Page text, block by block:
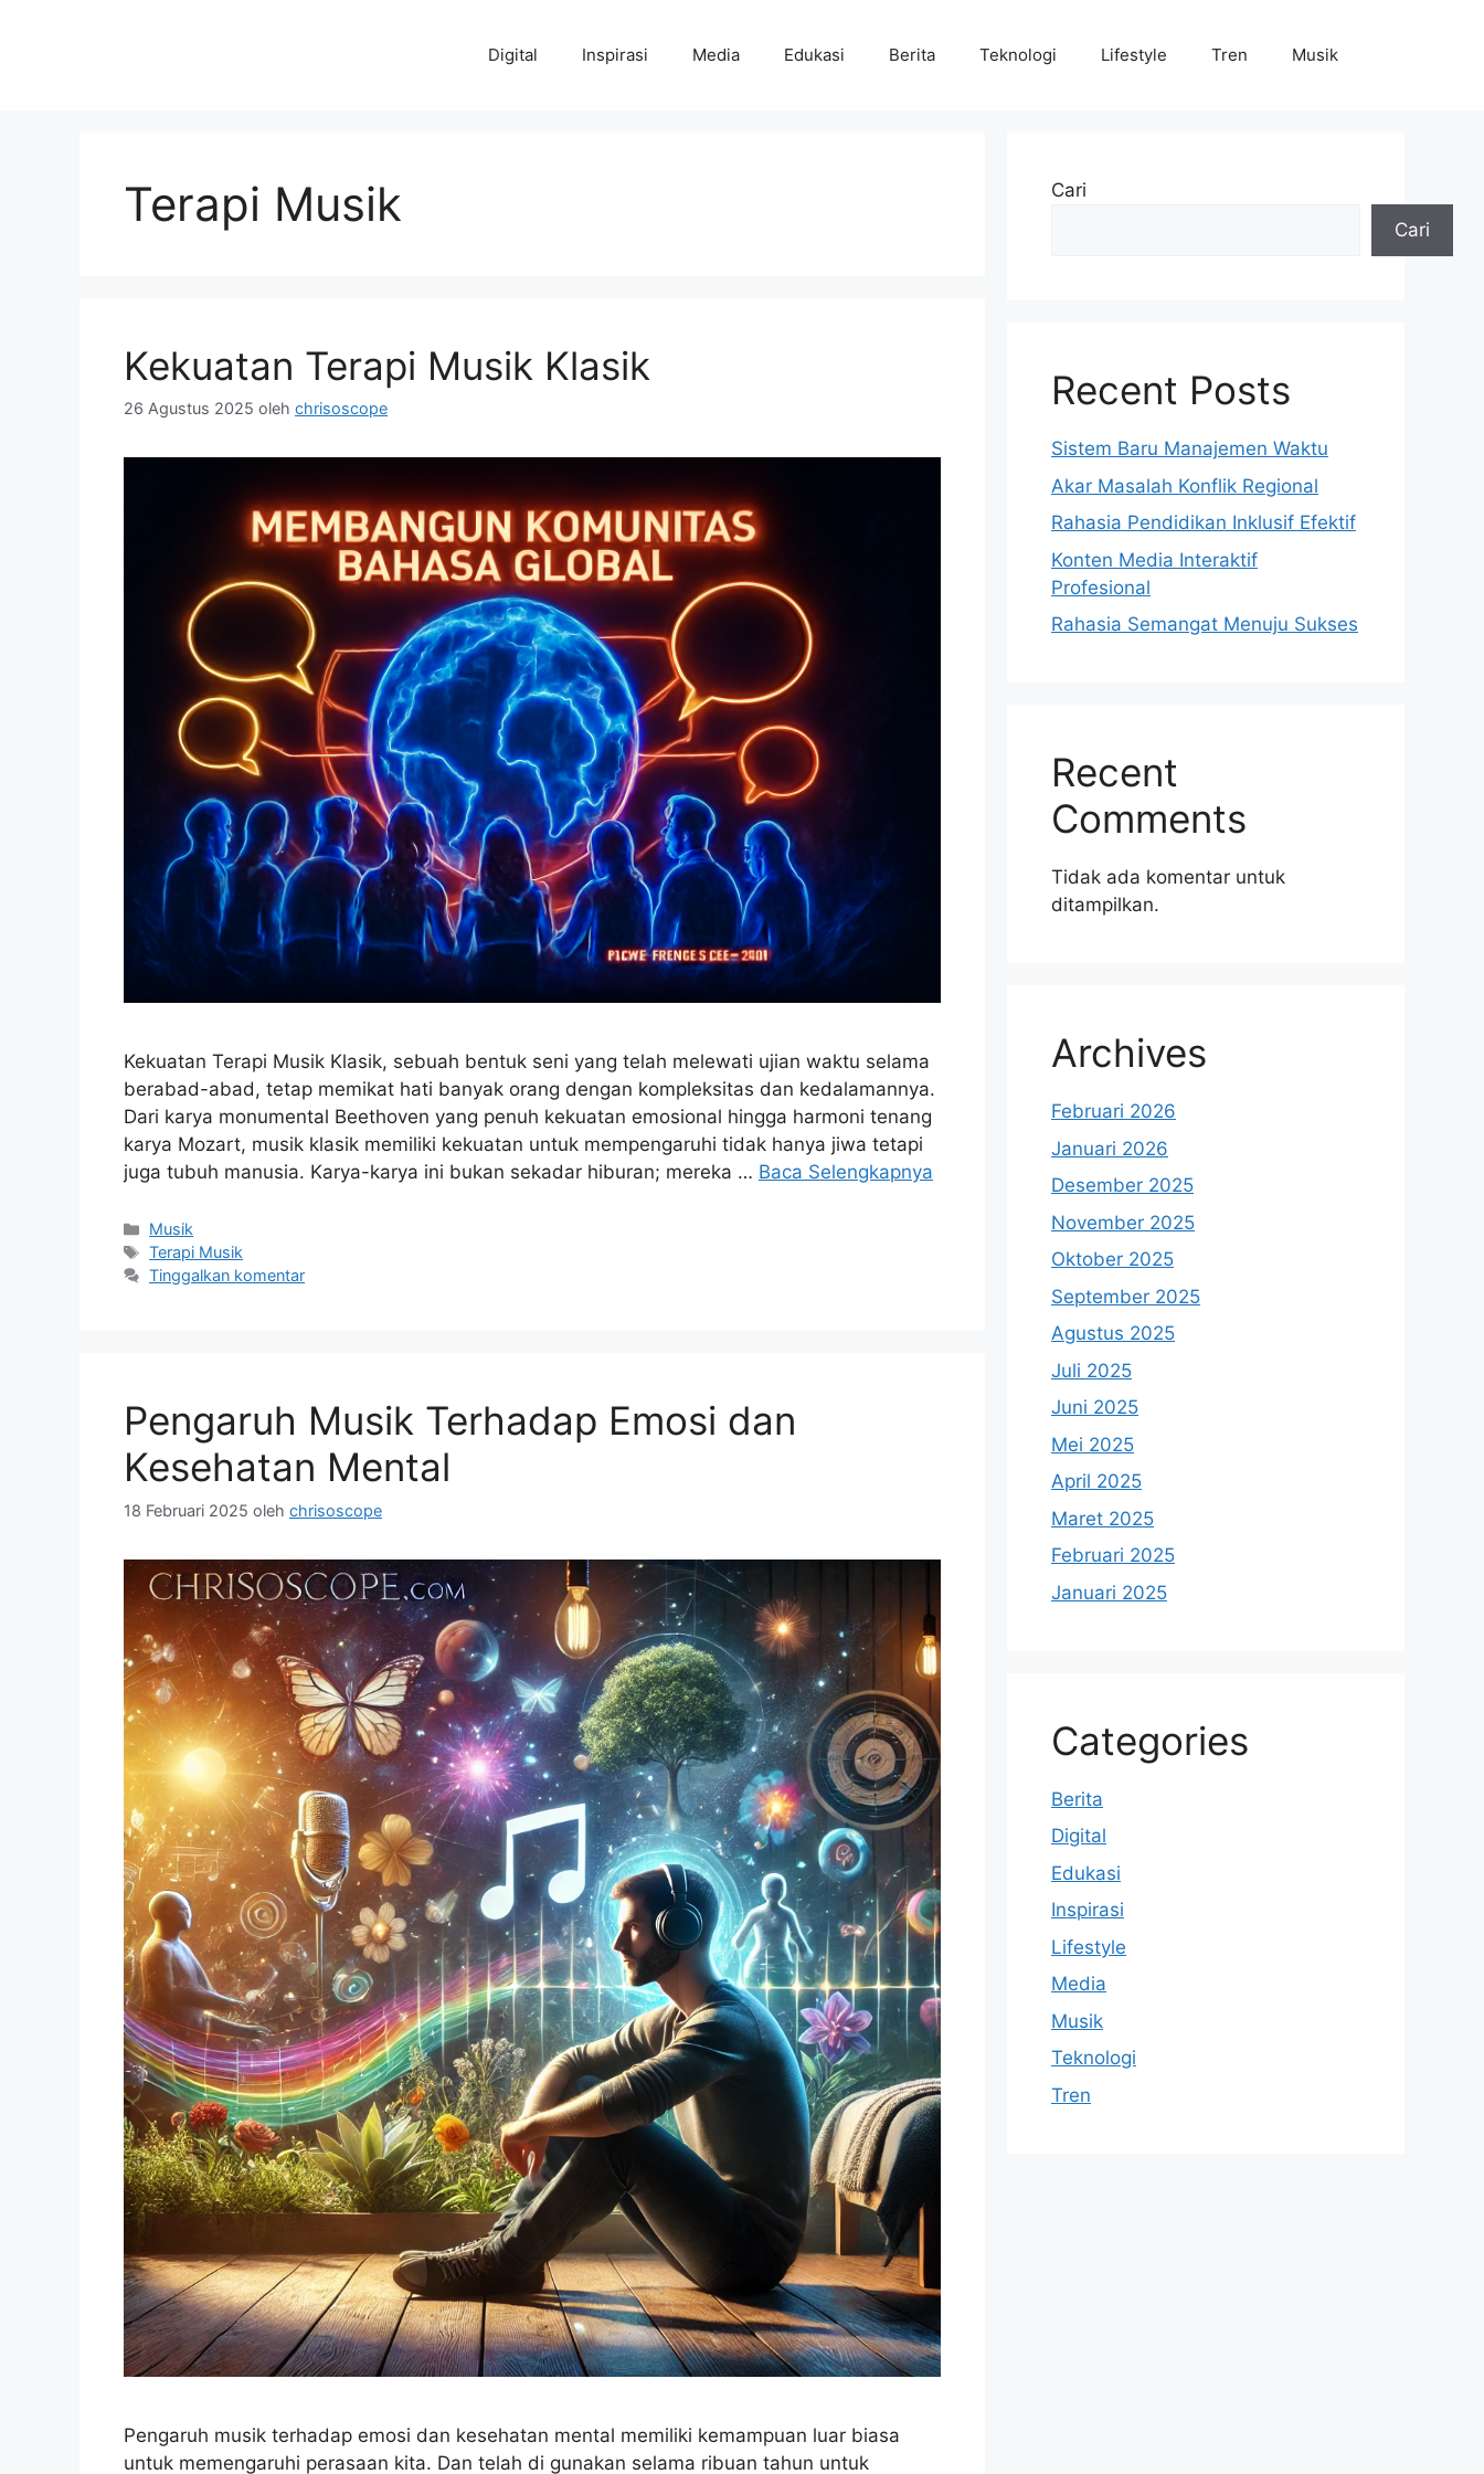
Digital Inspirasi Media Edukasi Berita Teknologi Lifestyle Tren Musik
Terapi Musik
Kekuatan Terapi Musik Klasik
26 Agustus 2025 oleh chrisoscope
Kekuatan Terapi Musik Klasik, sebuah bentuk seni yang telah melewati ujian waktu selama
berabad-abad, tetap memikat hati banyak orang dengan kompleksitas dan kedalamannya.
Dari karya monumental Beethoven yang penuh kekuatan emosional hingga harmoni tenang
karya Mozart, musik klasik memiliki kekuatan untuk mempengaruhi tidak hanya jiwa tetapi
juga tubuh manusia. Karya-karya ini bukan sekadar hiburan; mereka … Baca Selengkapnya
Kategori
Musik
Tag
Terapi Musik
Tinggalkan komentar
Pengaruh Musik Terhadap Emosi dan
Kesehatan Mental
18 Februari 2025 oleh chrisoscope
Pengaruh musik terhadap emosi dan kesehatan mental memiliki kemampuan luar biasa
untuk memengaruhi perasaan kita. Dan telah di gunakan selama ribuan tahun untuk
Cari
Cari
Recent Posts
Sistem Baru Manajemen Waktu
Akar Masalah Konflik Regional
Rahasia Pendidikan Inklusif Efektif
Konten Media Interaktif
Profesional
Rahasia Semangat Menuju Sukses
Recent
Comments
Tidak ada komentar untuk
ditampilkan.
Archives
Februari 2026
Januari 2026
Desember 2025
November 2025
Oktober 2025
September 2025
Agustus 2025
Juli 2025
Juni 2025
Mei 2025
April 2025
Maret 2025
Februari 2025
Januari 2025
Categories
Berita
Digital
Edukasi
Inspirasi
Lifestyle
Media
Musik
Teknologi
Tren